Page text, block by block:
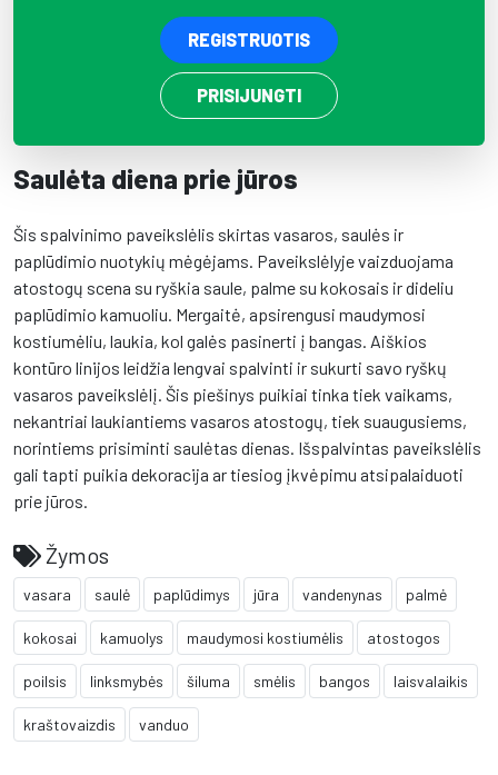
REGISTRUOTIS
PRISIJUNGTI
Saulėta diena prie jūros
Šis spalvinimo paveikslėlis skirtas vasaros, saulės ir
paplūdimio nuotykių mėgėjams. Paveikslėlyje vaizduojama
atostogų scena su ryškia saule, palme su kokosais ir dideliu
paplūdimio kamuoliu. Mergaitė, apsirengusi maudymosi
kostiumėliu, laukia, kol galės pasinerti į bangas. Aiškios
kontūro linijos leidžia lengvai spalvinti ir sukurti savo ryškų
vasaros paveikslėlį. Šis piešinys puikiai tinka tiek vaikams,
nekantriai laukiantiems vasaros atostogų, tiek suaugusiems,
norintiems prisiminti saulėtas dienas. Išspalvintas paveikslėlis
gali tapti puikia dekoracija ar tiesiog įkvėpimu atsipalaiduoti
prie jūros.
Žymos
vasara saulė paplūdimys jūra vandenynas palmė
kokosai kamuolys maudymosi kostiumėlis atostogos
poilsis linksmybės šiluma smėlis bangos laisvalaikis
kraštovaizdis vanduo